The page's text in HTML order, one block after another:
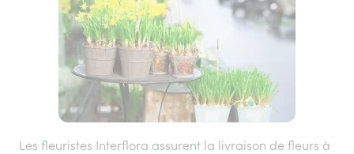
Les fleuristes Interflora assurent la livraison de fleurs à